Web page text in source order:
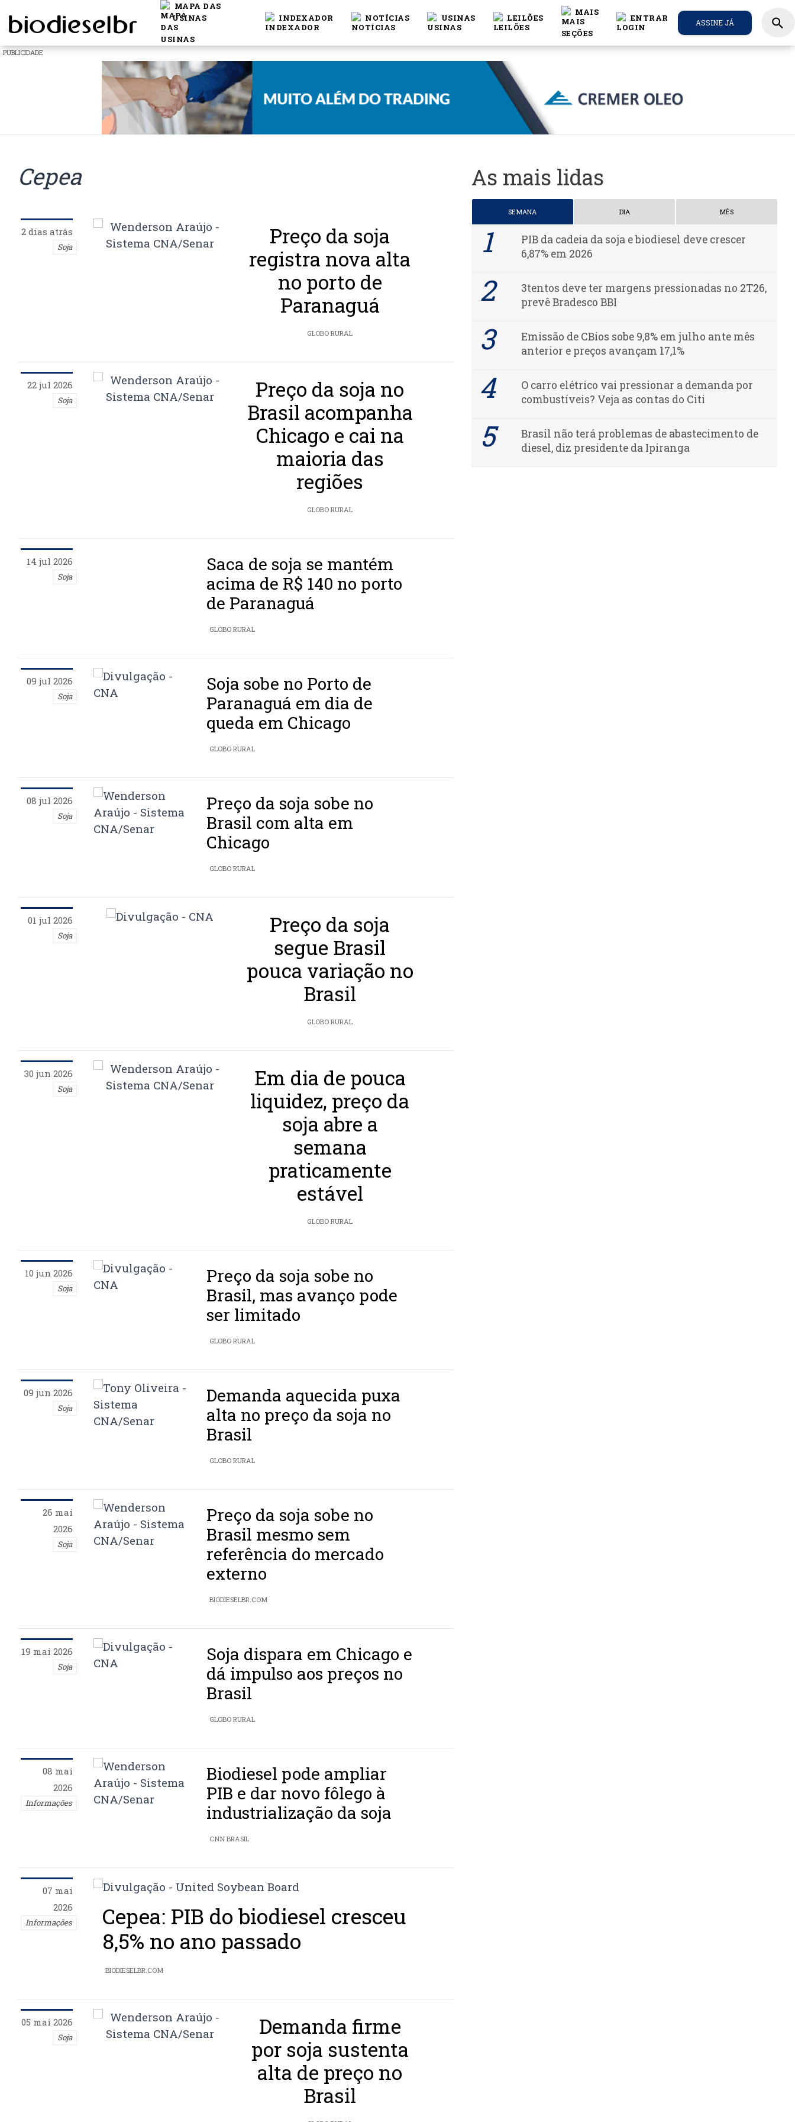
MAPA DAS
USINAS
INDEXADOR NOTÍCIAS USINAS LEILÕES
MAIS
ENTRAR ASSINE JÁ search
PUBLICIDADE
Cepea
2 dias atrás
Soja
Preço da soja
registra nova alta
no porto de
Paranaguá
GLOBO RURAL
22 jul 2026
Soja
Preço da soja no
Brasil acompanha
Chicago e cai na
maioria das
regiões
GLOBO RURAL
14 jul 2026
Soja
Saca de soja se mantém
acima de R$ 140 no porto
de Paranaguá
GLOBO RURAL
09 jul 2026
Soja
Soja sobe no Porto de
Paranaguá em dia de
queda em Chicago
GLOBO RURAL
08 jul 2026
Soja
Preço da soja sobe no
Brasil com alta em
Chicago
GLOBO RURAL
01 jul 2026
Soja
Preço da soja
segue Brasil
pouca variação no
Brasil
GLOBO RURAL
30 jun 2026
Soja
Em dia de pouca
liquidez, preço da
soja abre a
semana
praticamente
estável
GLOBO RURAL
10 jun 2026
Soja
Preço da soja sobe no
Brasil, mas avanço pode
ser limitado
GLOBO RURAL
09 jun 2026
Soja
Demanda aquecida puxa
alta no preço da soja no
Brasil
GLOBO RURAL
26 mai
2026
Soja
Preço da soja sobe no
Brasil mesmo sem
referência do mercado
externo
BIODIESELBR.COM
19 mai 2026
Soja
Soja dispara em Chicago e
dá impulso aos preços no
Brasil
GLOBO RURAL
08 mai
2026
Informações
Biodiesel pode ampliar
PIB e dar novo fôlego à
industrialização da soja
CNN BRASIL
07 mai
2026
Informações
Cepea: PIB do biodiesel cresceu
8,5% no ano passado
BIODIESELBR.COM
05 mai 2026
Soja
Demanda firme
por soja sustenta
alta de preço no
Brasil
As mais lidas
SEMANA DIA MÊS
PIB da cadeia da soja e biodiesel deve crescer
6,87% em 2026
3tentos deve ter margens pressionadas no 2T26,
prevê Bradesco BBI
Emissão de CBios sobe 9,8% em julho ante mês
anterior e preços avançam 17,1%
O carro elétrico vai pressionar a demanda por
combustíveis? Veja as contas do Citi
Brasil não terá problemas de abastecimento de
diesel, diz presidente da Ipiranga